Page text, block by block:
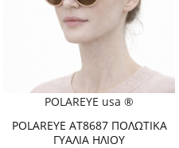
POLAREYE usa ®
POLAREYE AT8687 ΠΟΛΩΤΙΚΑ
ΓΥΑΛΙΑ ΗΛΙΟΥ